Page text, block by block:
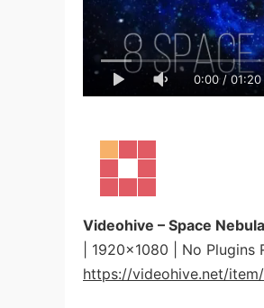
0:00/01:20
Videohive – Space
| 1920×1080 | No Plugins
https://videohive.net/